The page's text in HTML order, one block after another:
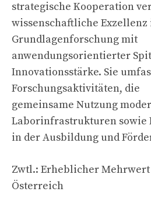
strategische Kooperation
wissenschaftliche Exzellenz
Grundlagenforschung mit
anwendungsorientierter
Innovationsstärke. Sie
Forschungsaktivitäten, die
gemeinsame Nutzung
Laborinfrastrukturen
in der Ausbildung und
Zwtl.: Erheblicher
Österreich